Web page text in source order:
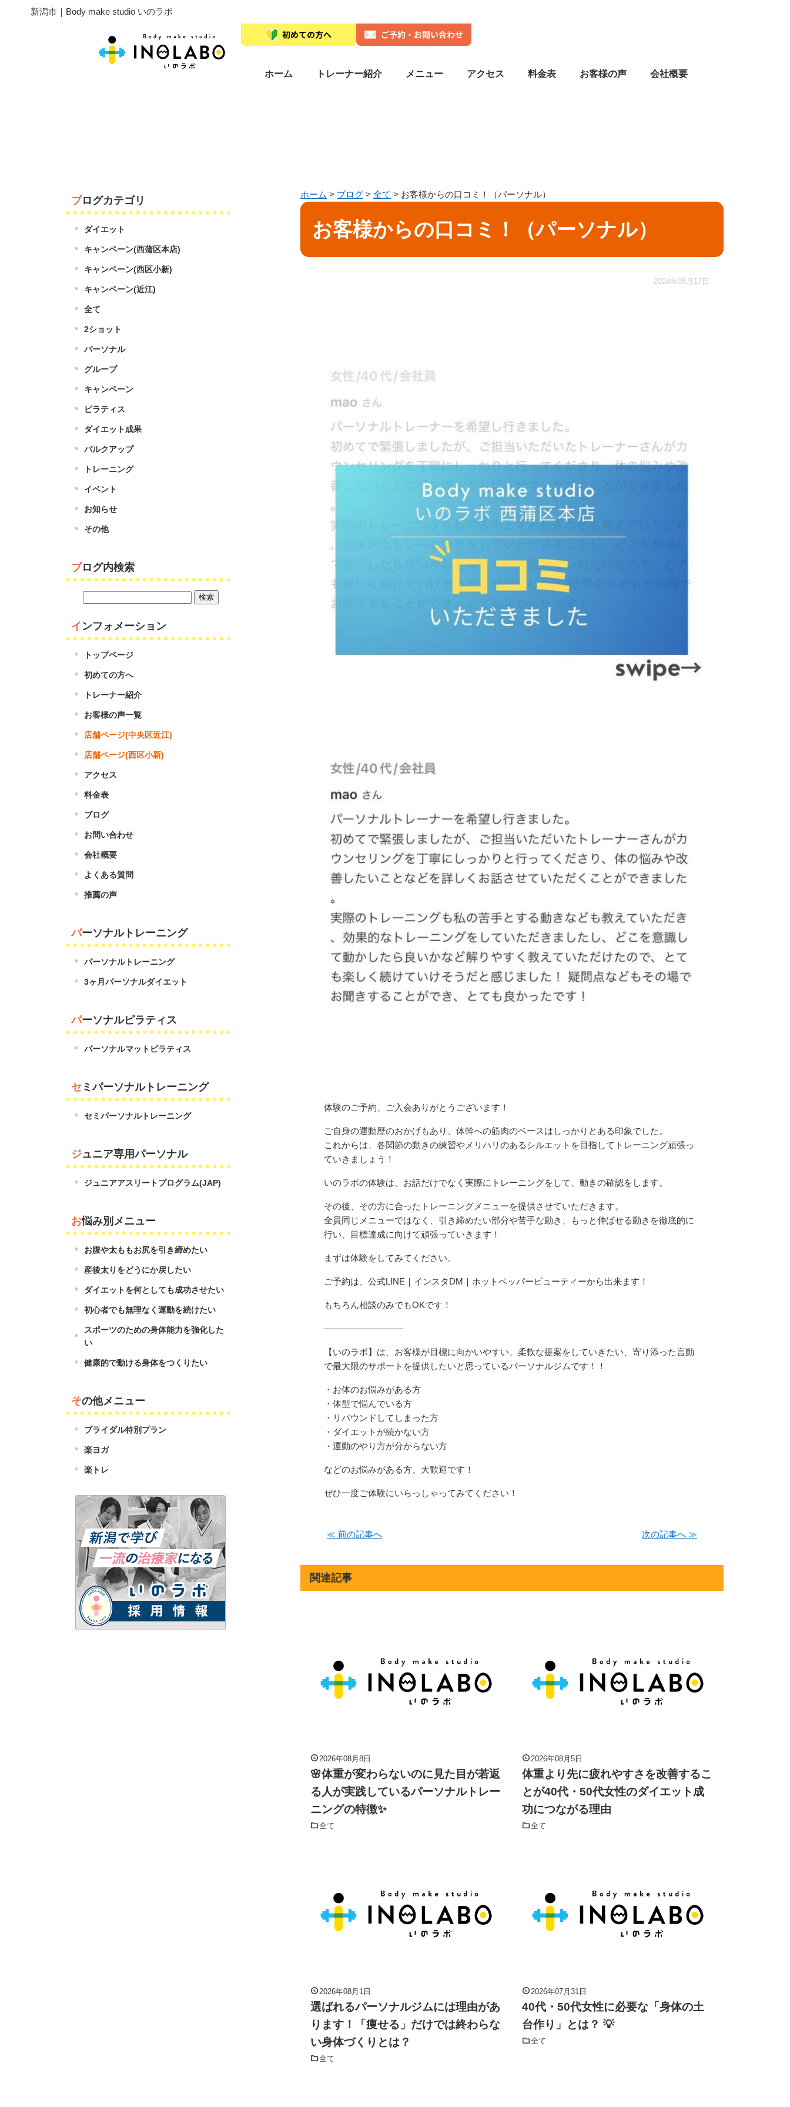
新潟市｜Body make studio いのラボ
ホーム トレーナー紹介 メニュー アクセス 料金表 お客様の声 会社概要
ホーム > ブログ > 全て > お客様からの口コミ！（パーソナル）
お客様からの口コミ！（パーソナル）
2024年08月17日
体験のご予約、ご入会ありがとうございます！
ご自身の運動歴のおかげもあり、体幹への筋肉のベースはしっかりとある印象でした。
これからは、各関節の動きの練習やメリハリのあるシルエットを目指してトレーニング頑張っ
ていきましょう！
いのラボの体験は、お話だけでなく実際にトレーニングをして、動きの確認をします。
その後、その方に合ったトレーニングメニューを提供させていただきます。
全員同じメニューではなく、引き締めたい部分や苦手な動き、もっと伸ばせる動きを徹底的に
行い、目標達成に向けて頑張っていきます！
まずは体験をしてみてください。
ご予約は、公式LINE｜インスタDM｜ホットペッパービューティーから出来ます！
もちろん相談のみでもOKです！
―――――――――
【いのラボ】は、お客様が目標に向かいやすい、柔軟な提案をしていきたい、寄り添った言動
で最大限のサポートを提供したいと思っているパーソナルジムです！！
・お体のお悩みがある方
・体型で悩んでいる方
・リバウンドしてしまった方
・ダイエットが続かない方
・運動のやり方が分からない方
などのお悩みがある方、大歓迎です！
ぜひ一度ご体験にいらっしゃってみてください！
≪ 前の記事へ 次の記事へ ≫
関連記事
2026年08月8日
🌸体重が変わらないのに見た目が若返
る人が実践しているパーソナルトレー
ニングの特徴✨
全て
2026年08月5日
体重より先に疲れやすさを改善するこ
とが40代・50代女性のダイエット成
功につながる理由
全て
2026年08月1日
選ばれるパーソナルジムには理由があ
ります！「痩せる」だけでは終わらな
い身体づくりとは？
全て
2026年07月31日
40代・50代女性に必要な「身体の土
台作り」とは？ 💡
全て
ブログカテゴリ
ダイエット
キャンペーン(西蒲区本店)
キャンペーン(西区小新)
キャンペーン(近江)
全て
2ショット
パーソナル
グループ
キャンペーン
ピラティス
ダイエット成果
バルクアップ
トレーニング
イベント
お知らせ
その他
ブログ内検索
インフォメーション
トップページ
初めての方へ
トレーナー紹介
お客様の声一覧
店舗ページ(中央区近江)
店舗ページ(西区小新)
アクセス
料金表
ブログ
お問い合わせ
会社概要
よくある質問
推薦の声
パーソナルトレーニング
パーソナルトレーニング
3ヶ月パーソナルダイエット
パーソナルピラティス
パーソナルマットピラティス
セミパーソナルトレーニング
セミパーソナルトレーニング
ジュニア専用パーソナル
ジュニアアスリートプログラム(JAP)
お悩み別メニュー
お腹や太ももお尻を引き締めたい
産後太りをどうにか戻したい
ダイエットを何としても成功させたい
初心者でも無理なく運動を続けたい
スポーツのための身体能力を強化した
い
健康的で動ける身体をつくりたい
その他メニュー
ブライダル特別プラン
楽ヨガ
楽トレ